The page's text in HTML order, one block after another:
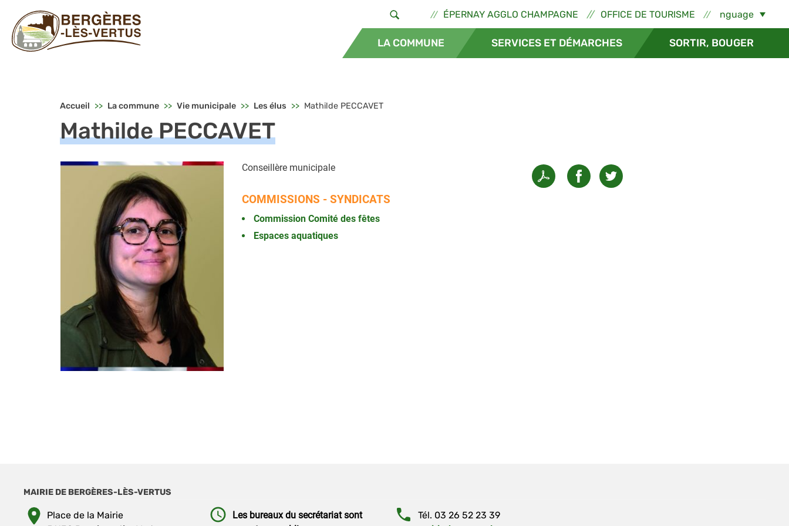
Aller au contenu principal
Header - Liens externes - Épernay
ÉPERNAY AGGLO CHAMPAGNE OFFICE DE TOURISMESelect Language
Menu principal - Bergères-les-Vertus LA COMMUNE SERVICES ET DÉMARCHES SORTIR, BOUGER
Accueil La commune Vie municipale Les élus Mathilde PECCAVET
Mathilde PECCAVET
Conseillère municipale
COMMISSIONS - SYNDICATS
Commission Comité des fêtes
Espaces aquatiques
MAIRIE DE BERGÈRES-LÈS-VERTUS
Place de la Mairie
Les bureaux du secrétariat sont
Tél. 03 26 52 23 39